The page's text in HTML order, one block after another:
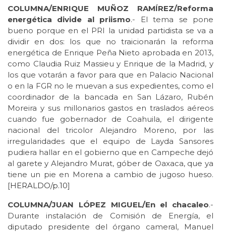
COLUMNA/ENRIQUE MUÑOZ RAMÍREZ/Reforma
energética divide al priismo.- El tema se pone
bueno porque en el PRI la unidad partidista se va a
dividir en dos: los que no traicionarán la reforma
energética de Enrique Peña Nieto aprobada en 2013,
como Claudia Ruiz Massieu y Enrique de la Madrid, y
los que votarán a favor para que en Palacio Nacional
o en la FGR no le muevan a sus expedientes, como el
coordinador de la bancada en San Lázaro, Rubén
Moreira y sus millonarios gastos en traslados aéreos
cuando fue gobernador de Coahuila, el dirigente
nacional del tricolor Alejandro Moreno, por las
irregularidades que el equipo de Layda Sansores
pudiera hallar en el gobierno que en Campeche dejó
al garete y Alejandro Murat, góber de Oaxaca, que ya
tiene un pie en Morena a cambio de jugoso hueso.
[HERALDO/p.10]
COLUMNA/JUAN LÓPEZ MIGUEL/En el chacaleo.-
Durante instalación de Comisión de Energía, el
diputado presidente del órgano cameral, Manuel